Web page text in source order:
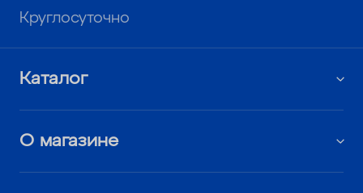
Круглосуточно
Каталог
О магазине